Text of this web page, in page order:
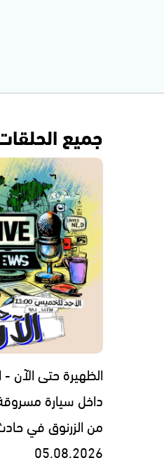
جميع
الظهيرة حتى الآن
داخل سيارة
من الزرنوق في
05.08.2026